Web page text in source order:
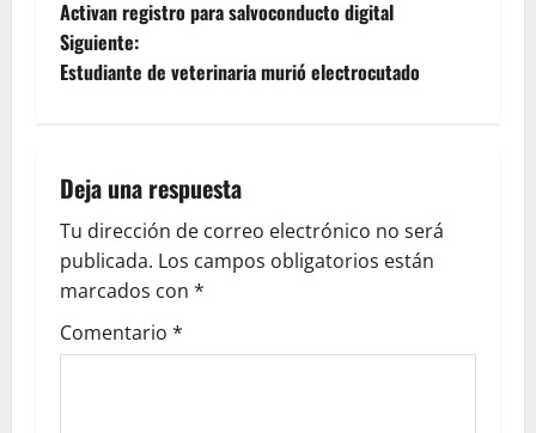
Activan registro para salvoconducto digital
Siguiente:
Estudiante de veterinaria murió electrocutado
Deja una respuesta
Tu dirección de correo electrónico no será
publicada. Los campos obligatorios están
marcados con *
Comentario *